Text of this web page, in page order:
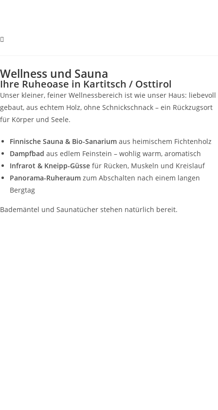
Wellness und Sauna
Ihre Ruheoase in Kartitsch / Osttirol
Unser kleiner, feiner Wellnessbereich ist wie unser Haus: liebevoll
gebaut, aus echtem Holz, ohne Schnickschnack – ein Rückzugsort
für Körper und Seele.
Finnische Sauna & Bio-Sanarium aus heimischem Fichtenholz
Dampfbad aus edlem Feinstein – wohlig warm, aromatisch
Infrarot & Kneipp-Güsse für Rücken, Muskeln und Kreislauf
Panorama-Ruheraum zum Abschalten nach einem langen
Bergtag
Bademäntel und Saunatücher stehen natürlich bereit.